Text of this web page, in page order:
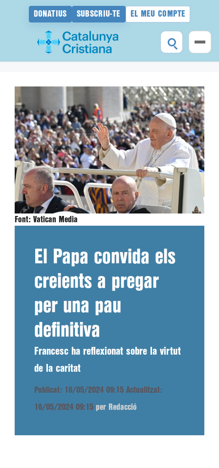
DONATIUS SUBSCRIU-TE EL MEU COMPTE
Font: Vatican Media
El Papa convida els
creients a pregar
per una pau
definitiva
Francesc ha reflexionat sobre la virtut
de la caritat
Publicat: 16/05/2024 09:15 Actualitzat:
16/05/2024 09:15 per Redacció